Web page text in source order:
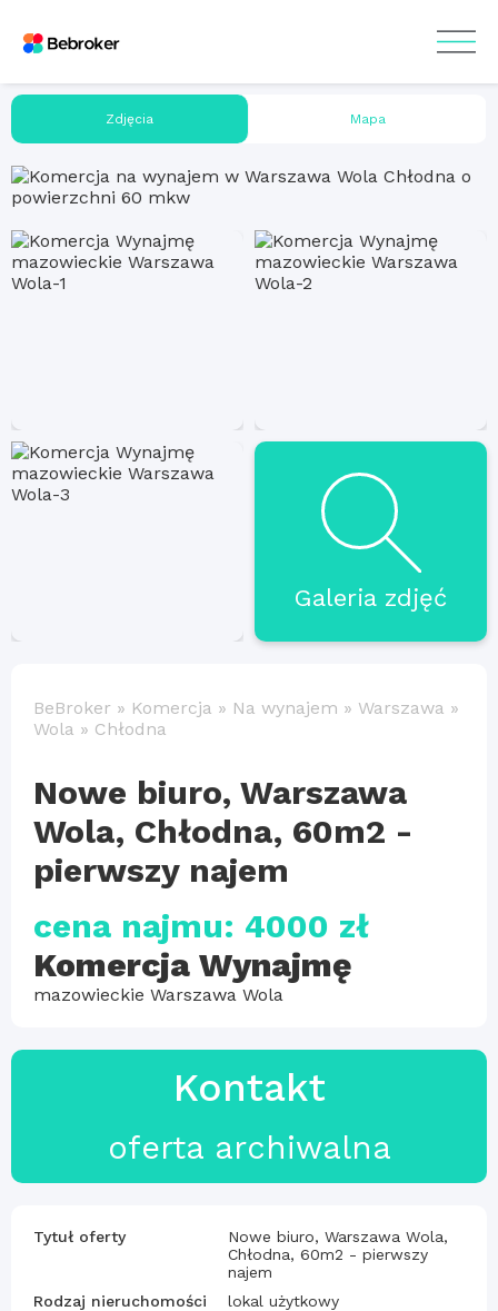
Zdjęcia Mapa
Galeria zdjęć
BeBroker » Komercja » Na wynajem » Warszawa »
Wola » Chłodna
Nowe biuro, Warszawa
Wola, Chłodna, 60m2 -
pierwszy najem
cena najmu: 4000 zł
Komercja Wynajmę
mazowieckie Warszawa Wola
Kontakt
oferta archiwalna
Tytuł oferty
Nowe biuro, Warszawa Wola,
Chłodna, 60m2 - pierwszy
najem
Rodzaj nieruchomości
lokal użytkowy